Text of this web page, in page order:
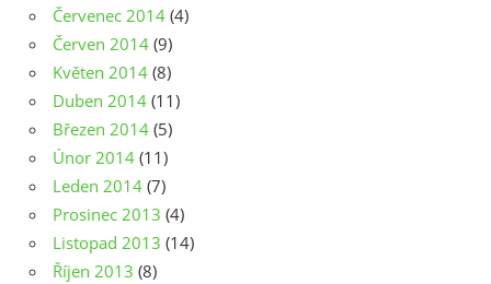
Červenec 2014 (4)
Červen 2014 (9)
Květen 2014 (8)
Duben 2014 (11)
Březen 2014 (5)
Únor 2014 (11)
Leden 2014 (7)
Prosinec 2013 (4)
Listopad 2013 (14)
Říjen 2013 (8)